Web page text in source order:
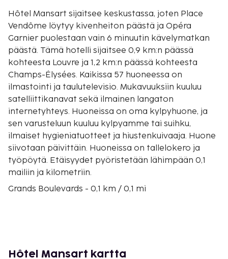
Hôtel Mansart sijaitsee keskustassa, joten Place
Vendôme löytyy kivenheiton päästä ja Opéra
Garnier puolestaan vain 6 minuutin kävelymatkan
päästä. Tämä hotelli sijaitsee 0,9 km:n päässä
kohteesta Louvre ja 1,2 km:n päässä kohteesta
Champs-Élysées. Kaikissa 57 huoneessa on
ilmastointi ja taulutelevisio. Mukavuuksiin kuuluu
satelliittikanavat sekä ilmainen langaton
internetyhteys. Huoneissa on oma kylpyhuone, ja
sen varusteluun kuuluu kylpyamme tai suihku,
ilmaiset hygieniatuotteet ja hiustenkuivaaja. Huone
siivotaan päivittäin. Huoneissa on tallelokero ja
työpöytä. Etäisyydet pyöristetään lähimpään 0,1
mailiin ja kilometriin.
Grands Boulevards - 0,1 km / 0,1 mi
Opéra Garnier - 0,5 km / 0,3 mi
Hôtel Mansart kartta